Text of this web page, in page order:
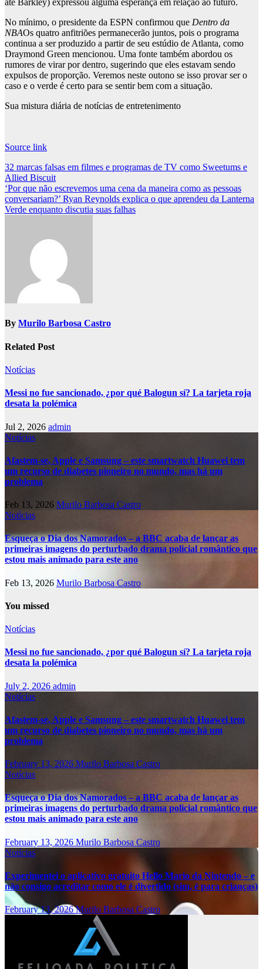
até Barkley) expressou alguma esperança em relação ao futuro.
No mínimo, o presidente da ESPN confirmou que Dentro da
NBAOs quatro anfitriões permanecerão juntos, pois o programa
continua a ser produzido a partir de seu estúdio de Atlanta, como
Draymond Green mencionou. Uma fonte também abordou os
rumores de virar por dentro, sugerindo que eles estavam sendo
expulsos de proporção. Veremos neste outono se isso provar ser o
caso e o verde é certo para se sentir bem com a situação.
Sua mistura diária de notícias de entretenimento
Source link
Post
navigation
32 marcas falsas em filmes e programas de TV como Sweetums e
Allied Biscuit
‘Por que não escrevemos uma cena da maneira como as pessoas
conversariam?’ Ryan Reynolds explica o que aprendeu da Lanterna
Verde enquanto discutia suas falhas
By Murilo Barbosa Castro
Related Post
Notícias
Messi no fue sancionado, ¿por qué Balogun sí? La tarjeta roja
desata la polémica
Jul 2, 2026 admin
Notícias
Afastem-se, Apple e Samsung – este smartwatch Huawei tem
um recurso de diabetes pioneiro no mundo, mas há um
problema
Feb 13, 2026 Murilo Barbosa Castro
Notícias
Esqueça o Dia dos Namorados – a BBC acaba de lançar as
primeiras imagens do perturbado drama policial romântico que
estou mais animado para este ano
Feb 13, 2026 Murilo Barbosa Castro
You missed
Notícias
Messi no fue sancionado, ¿por qué Balogun sí? La tarjeta roja
desata la polémica
July 2, 2026 admin
Notícias
Afastem-se, Apple e Samsung – este smartwatch Huawei tem
um recurso de diabetes pioneiro no mundo, mas há um
problema
February 13, 2026 Murilo Barbosa Castro
Notícias
Esqueça o Dia dos Namorados – a BBC acaba de lançar as
primeiras imagens do perturbado drama policial romântico que
estou mais animado para este ano
February 13, 2026 Murilo Barbosa Castro
Notícias
Experimentei o aplicativo gratuito Hello Mario da Nintendo – e
não consigo acreditar como ele é divertido (sim, é para crianças)
February 13, 2026Murilo Barbosa Castro